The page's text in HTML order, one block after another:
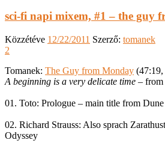
sci-fi napi mixem, #1 – the guy
Közzétéve 12/22/2011 Szerző: tomanek
2
Tomanek: The Guy from Monday
A beginning is a very delicate time –
01. Toto: Prologue – main title from Dune
02. Richard Strauss: Also sprach
Odyssey